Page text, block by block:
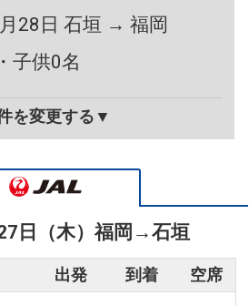
28日 石垣 → 福岡
子供0名
を変更する▼
日（木）福岡 →石垣
出発 到着 空席